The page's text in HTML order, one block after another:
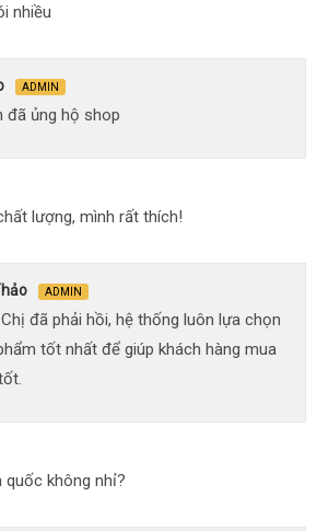
nhiều
ADMIN
đã ủng hộ shop
lượng, mình rất thích!
ADMIN
đã phải hồi, hệ thống luôn lựa chọn
tốt nhất để giúp khách hàng mua
quốc không nhỉ?